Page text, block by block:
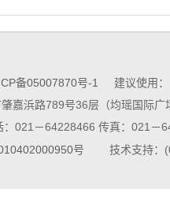
备05007870号-1
建议使用：
嘉浜路789号36层（均瑶国际广
：021－64228466 传真：021－
号 技术支持：